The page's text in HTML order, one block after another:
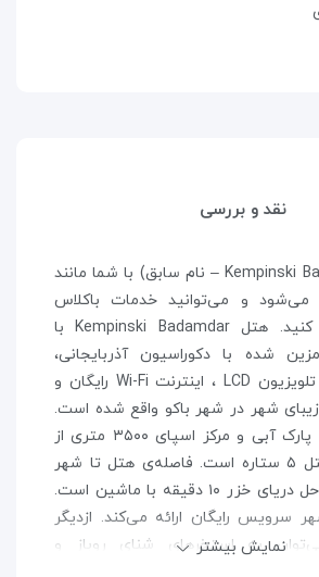
نقد و بررسی
در هتل (Kempinski Badamdar – نام سابق) با شما مانند
می‌شود و می‌توانید خدمات باکلاس
جهانی را تجربه کنید. هتل Kempinski Badamdar با
شده با دکوراسیون آذربایجانی،
کفپوش پارکت و تلویزیون LCD ، اینترنت Wi-Fi رایگان و
زیبای شهر در شهر باکو واقع شده است.
رستوران‌های زیبا، پارک آبی و مرکز اسپای ۳۵۰۰ متری از
ویژگی‌های این هتل ۵ ستاره است. فاصله‌ی هتل تا شهر
قدیمی باکو و ساحل دریای خزر ۱۰ دقیقه با ماشین است.
سرویس رایگان ارائه می‌کند. ازدیگر
به استخرهای شنای روباز و
نمایش بیشتر